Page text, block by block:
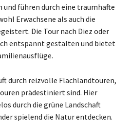
und führen durch eine traumhafte
Erwachsene als auch die
Die Tour nach Diez oder
entspannt gestalten und bietet
durch reizvolle Flachlandtouren,
prädestiniert sind. Hier
durch die grüne Landschaft
spielend die Natur entdecken.